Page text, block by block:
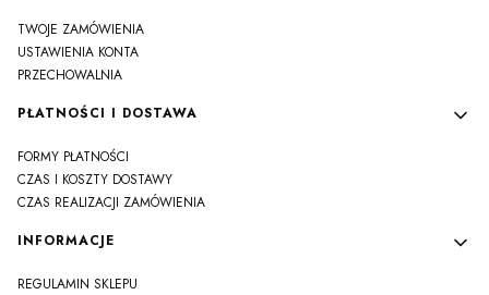
TWOJE ZAMÓWIENIA
USTAWIENIA KONTA
PRZECHOWALNIA
PŁATNOŚCI I DOSTAWA
FORMY PŁATNOŚCI
CZAS I KOSZTY DOSTAWY
CZAS REALIZACJI ZAMÓWIENIA
INFORMACJE
REGULAMIN SKLEPU